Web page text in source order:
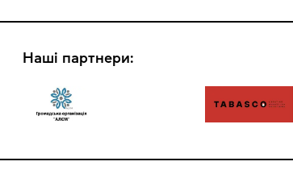
Наші партнери: